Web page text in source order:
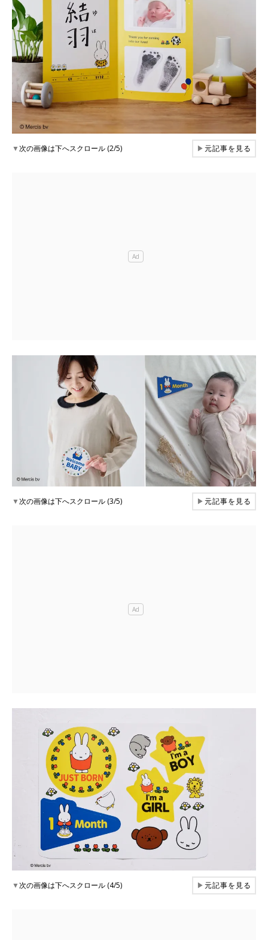
▼次の画像は下へスクロール (2/5) ▶元記事を見る
▼次の画像は下へスクロール (3/5) ▶元記事を見る
▼次の画像は下へスクロール (4/5) ▶元記事を見る